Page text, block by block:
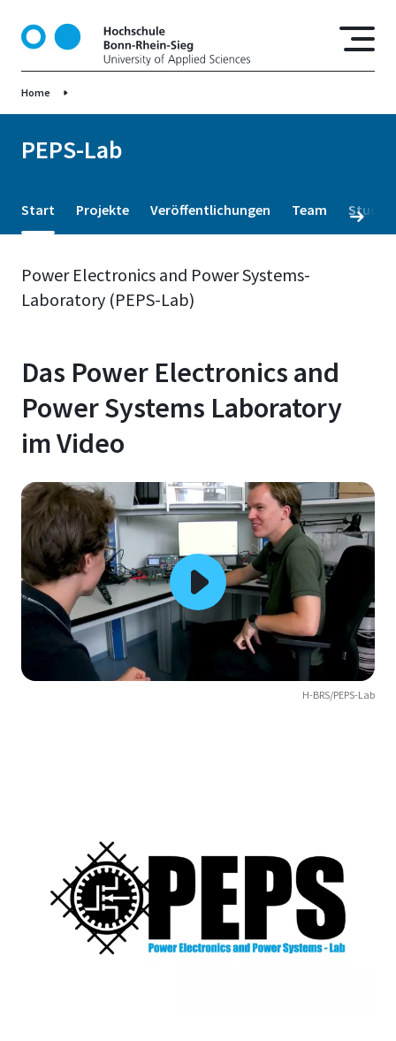
t
Home
PEPS-Lab
Start Projekte Veröffentlichungen Team
Power Electronics and Power Systems-
Laboratory (PEPS-Lab)
Das Power Electronics and
Power Systems Laboratory
im Video
H-BRS/PEPS-Lab